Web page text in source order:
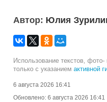
Автор: Юлия
Использование текстов,
только с указанием активной
6 августа 2026 16:41
Обновлено: 6 августа 2026 16:41